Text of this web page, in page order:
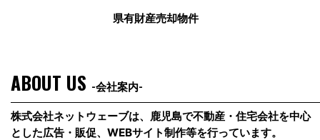
県有財産売却物件
ABOUT US -会社案内-
株式会社ネットウェーブは、鹿児島で不動産・住宅会社を中心
とした広告・販促、WEBサイト制作等を行っています。